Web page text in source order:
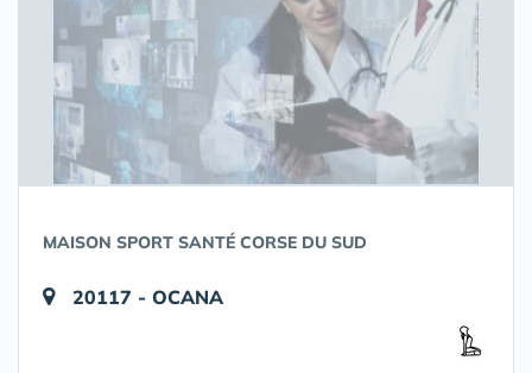
MAISON SPORT SANTÉ CORSE DU SUD
20117 - OCANA